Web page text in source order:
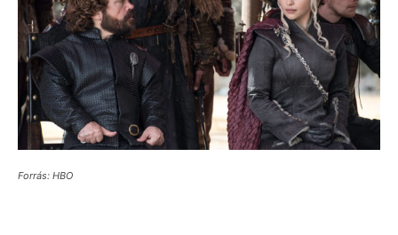
Forrás: HBO